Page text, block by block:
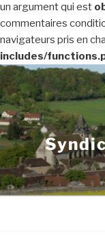
un argument qui est
commentaires
navigateurs pris en
includes/
Aller
au
contenu
principal